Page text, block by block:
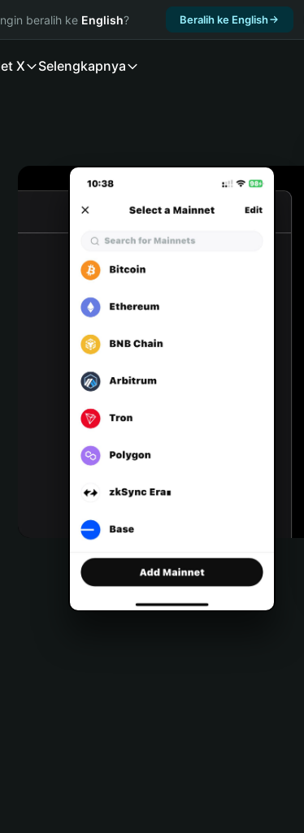
beralih ke English? Beralih ke English
X Selengkapnya